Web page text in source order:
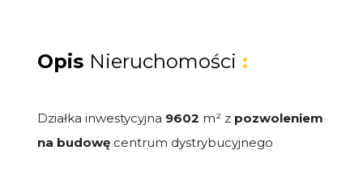
Opis Nieruchomości :
Działka inwestycyjna 9602 m² z pozwoleniem
na budowę centrum dystrybucyjnego